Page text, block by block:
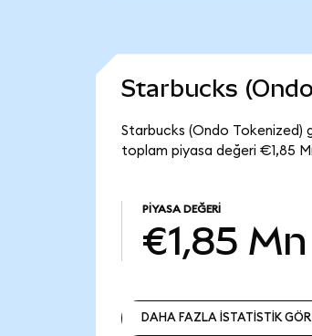
Starbucks
Starbucks (Ondo Tokenized)
toplam piyasa değeri €1,85
PIYASA DEĞERI
€1,85 Mn
DAHA FAZLA İSTATİSTİK GÖR